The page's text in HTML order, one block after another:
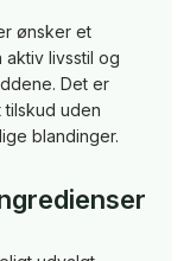
ønsker et
livsstil og
Det er
uden
blandinger.